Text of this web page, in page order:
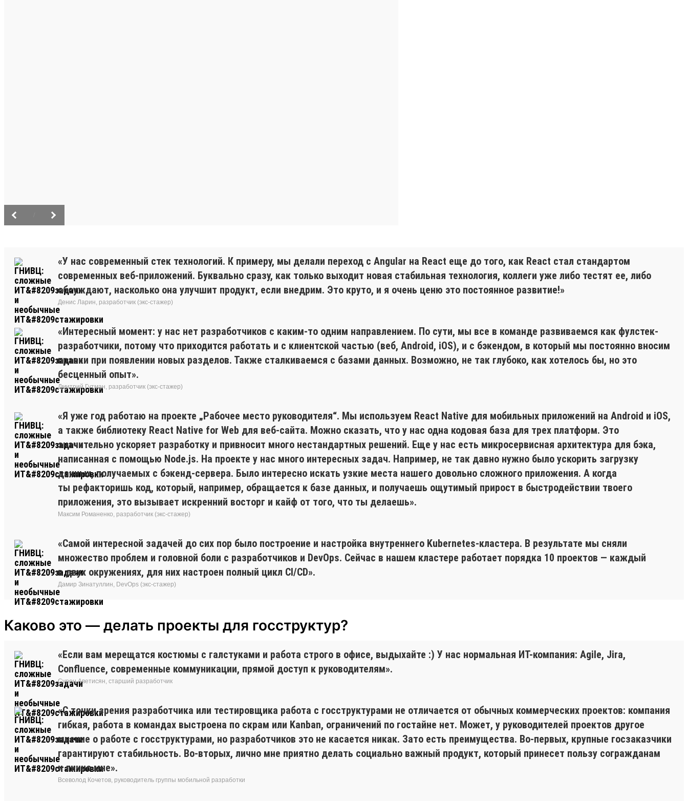
«У нас современный стек технологий. К примеру, мы делали переход с Angular на React еще до того, как React стал стандартом
современных веб-приложений. Буквально сразу, как только выходит новая стабильная технология, коллеги уже либо тестят ее, либо
обсуждают, насколько она улучшит продукт, если внедрим. Это круто, и я очень ценю это постоянное развитие!»
Денис Ларин, разработчик (экс-стажер)
«Интересный момент: у нас нет разработчиков с каким-то одним направлением. По сути, мы все в команде развиваемся как фулстек-
разработчики, потому что приходится работать и с клиентской частью (веб, Android, iOS), и с бэкендом, в который мы постоянно вносим
правки при появлении новых разделов. Также сталкиваемся с базами данных. Возможно, не так глубоко, как хотелось бы, но это
бесценный опыт».
Дмитрий Гутман, разработчик (экс-стажер)
«Я уже год работаю на проекте „Рабочее место руководителя“. Мы используем React Native для мобильных приложений на Android и iOS,
а также библиотеку React Native for Web для веб-сайта. Можно сказать, что у нас одна кодовая база для трех платформ. Это
значительно ускоряет разработку и привносит много нестандартных решений. Еще у нас есть микросервисная архитектура для бэка,
написанная с помощью Node.js. На проекте у нас много интересных задач. Например, не так давно нужно было ускорить загрузку
данных, получаемых с бэкенд-сервера. Было интересно искать узкие места нашего довольно сложного приложения. А когда
ты рефакторишь код, который, например, обращается к базе данных, и получаешь ощутимый прирост в быстродействии твоего
приложения, это вызывает искренний восторг и кайф от того, что ты делаешь».
Максим Романенко, разработчик (экс-стажер)
«Самой интересной задачей до сих пор было построение и настройка внутреннего Kubernetes-кластера. В результате мы сняли
множество проблем и головной боли с разработчиков и DevOps. Сейчас в нашем кластере работает порядка 10 проектов — каждый
в двух окружениях, для них настроен полный цикл CI/CD».
Дамир Зинатуллин, DevOps (экс-стажер)
Каково это — делать проекты для госструктур?
«Если вам мерещатся костюмы с галстуками и работа строго в офисе, выдыхайте :) У нас нормальная ИТ-компания: Agile, Jira,
Confluence, современные коммуникации, прямой доступ к руководителям».
Сурен Аветисян, старший разработчик
«С точки зрения разработчика или тестировщика работа с госструктурами не отличается от обычных коммерческих проектов: компания
гибкая, работа в командах выстроена по скрам или Kanban, ограничений по гостайне нет. Может, у руководителей проектов другое
мнение о работе с госструктурами, но разработчиков это не касается никак. Зато есть преимущества. Во-первых, крупные госзаказчики
гарантируют стабильность. Во-вторых, лично мне приятно делать социально важный продукт, который принесет пользу согражданам
и лично мне».
Всеволод Кочетов, руководитель группы мобильной разработки